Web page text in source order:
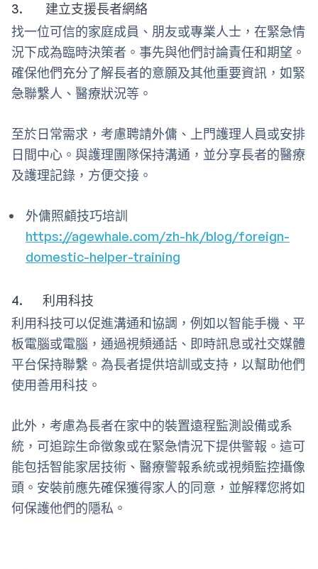
3. 建立支援長者網絡
找一位可信的家庭成員、朋友或專業人士，在緊急情
況下成為臨時決策者。事先與他們討論責任和期望。
確保他們充分了解長者的意願及其他重要資訊，如緊
急聯繫人、醫療狀況等。
至於日常需求，考慮聘請外傭、上門護理人員或安排
日間中心。與護理團隊保持溝通，並分享長者的醫療
及護理記錄，方便交接。
外傭照顧技巧培訓
https://agewhale.com/zh-hk/blog/foreign-
domestic-helper-training
4. 利用科技
利用科技可以促進溝通和協調，例如以智能手機、平
板電腦或電腦，通過視頻通話、即時訊息或社交媒體
平台保持聯繫。為長者提供培訓或支持，以幫助他們
使用善用科技。
此外，考慮為長者在家中的裝置遠程監測設備或系
統，可追踪生命徵象或在緊急情況下提供警報。這可
能包括智能家居技術、醫療警報系統或視頻監控攝像
頭。安裝前應先確保獲得家人的同意，並解釋您將如
何保護他們的隱私。